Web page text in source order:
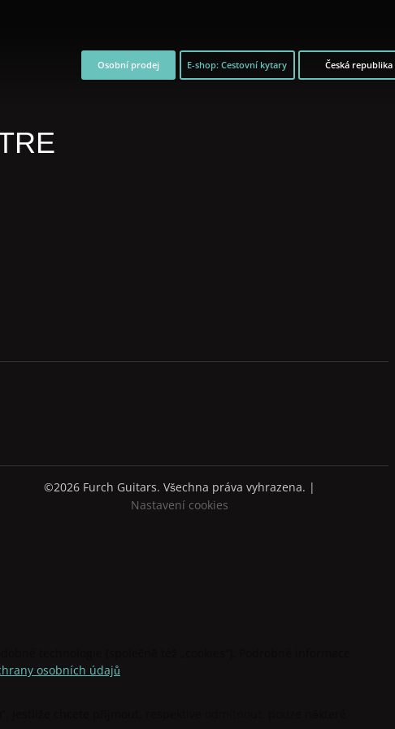
Osobní prodej E-shop: Cestovní kytary Česká republika
©2026 Furch Guitars. Všechna práva vyhrazena. |
Nastavení cookies
osobních údajů